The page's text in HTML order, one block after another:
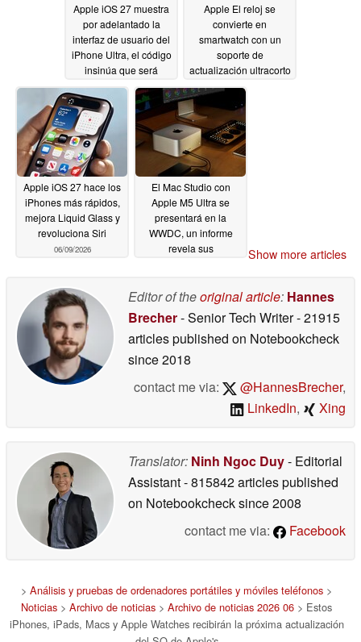
Apple iOS 27 muestra
por adelantado la
interfaz de usuario del
iPhone Ultra, el código
insinúa que será
plegable06/09/2026
Apple El reloj se
convierte en
smartwatch con un
soporte de
actualización ultracorto
sin una buena razón
Apple iOS 27 hace los
iPhones más rápidos,
mejora Liquid Glass y
revoluciona Siri
06/09/2026
El Mac Studio con
Apple M5 Ultra se
presentará en la
WWDC, un informe
revela sus
Show more articles
Editor of theoriginal article: Hannes
Brecher- Senior Tech Writer- 21915
articles published on Notebookcheck
since 2018
contact me via:
@HannesBrecher,
LinkedIn, Xing
Translator: Ninh Ngoc Duy- Editorial
Assistant- 815842 articles published
on Notebookchecksince 2008
contact me via:
Facebook
> Análisis y pruebas de ordenadores portátiles y móviles teléfonos >
Noticias > Archivo de noticias > Archivo de noticias 2026 06 > Estos
iPhones, iPads, Macs y Apple Watches recibirán la próxima actualización